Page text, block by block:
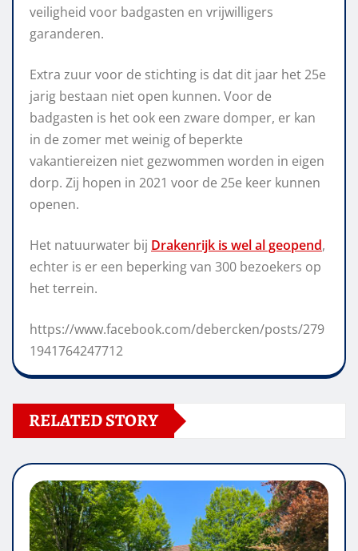
veiligheid voor badgasten en vrijwilligers
garanderen.
Extra zuur voor de stichting is dat dit jaar het 25e
jarig bestaan niet open kunnen. Voor de
badgasten is het ook een zware domper, er kan
in de zomer met weinig of beperkte
vakantiereizen niet gezwommen worden in eigen
dorp. Zij hopen in 2021 voor de 25e keer kunnen
openen.
Het natuurwater bij Drakenrijk is wel al geopend,
echter is er een beperking van 300 bezoekers op
het terrein.
https://www.facebook.com/debercken/posts/279
1941764247712
RELATED STORY